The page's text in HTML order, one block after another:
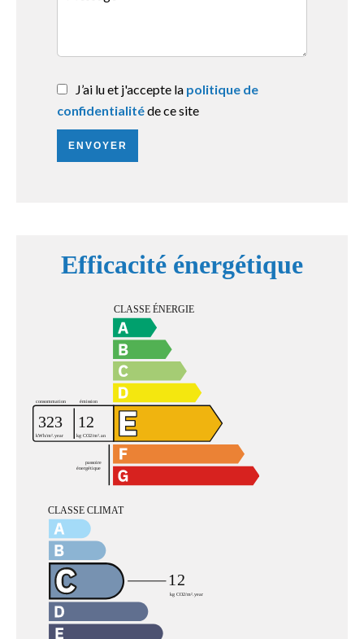
J’ai lu et j'accepte la politique de
confidentialitéde ce site
ENVOYER
Efficacité énergétique